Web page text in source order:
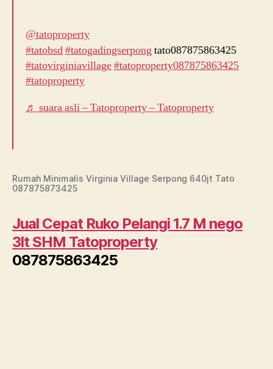
@tatoproperty
#tatobsd#tatogadingserpongtato087875863425
#tatovirginiavillage#tatoproperty087875863425
#tatoproperty
♬ suara asli – Tatoproperty – Tatoproperty
Rumah Minimalis Virginia Village Serpong 640jt Tato
087875873425
Jual Cepat Ruko Pelangi 1.7 M nego
3lt SHM Tatoproperty
087875863425